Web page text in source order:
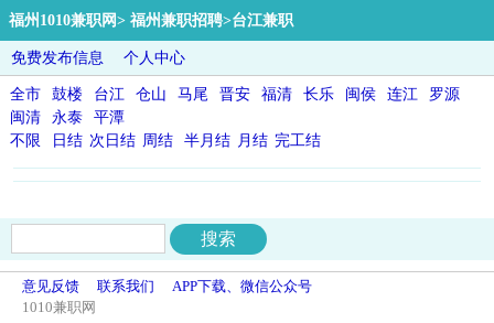
福州1010兼职网> 福州兼职招聘>台江兼职
免费发布信息 个人中心
全市 鼓楼 台江 仓山 马尾 晋安 福清 长乐 闽侯 连江
罗源
闽清
永泰
平潭
不限
日结 次日结 周结 半月结 月结 完工结
意见反馈 联系我们
APP下载、微信公众号
1010兼职网